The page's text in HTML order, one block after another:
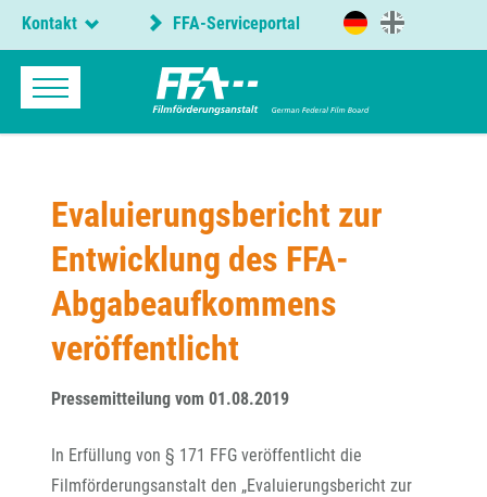
Kontakt FFA-Serviceportal
Evaluierungsbericht zur
Entwicklung des FFA-
Abgabeaufkommens
veröffentlicht
Pressemitteilung vom 01.08.2019
In Erfüllung von § 171 FFG veröffentlicht die
Filmförderungsanstalt den „Evaluierungsbericht zur